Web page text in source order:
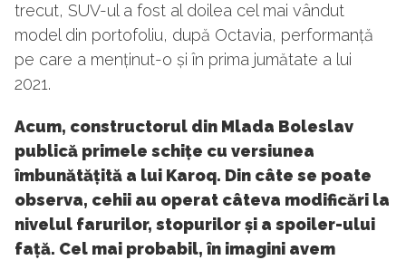
trecut, SUV-ul a fost al doilea cel mai vândut
model din portofoliu, după Octavia, performanță
pe care a menținut-o și în prima jumătate a lui
2021.
Acum, constructorul din Mlada Boleslav
publică primele schițe cu versiunea
îmbunătățită a lui Karoq. Din câte se poate
observa, cehii au operat câteva modificări la
nivelul farurilor, stopurilor și a spoiler-ului
față. Cel mai probabil, în imagini avem